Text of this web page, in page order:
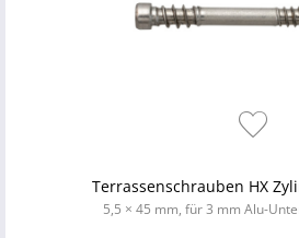
Terrassenschrauben HX
5,5 × 45 mm, für 3 mm Alu-